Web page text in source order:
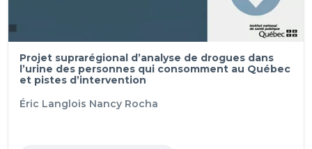
Projet suprarégional d’analyse de drogues dans
l’urine des personnes qui consomment au Québec
et pistes d’intervention
Éric Langlois Nancy Rocha